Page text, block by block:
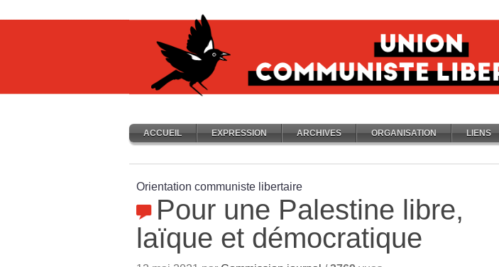
ACCUEIL EXPRESSION ARCHIVES ORGANISATION LIENS
Orientation communiste libertaire
Pour une Palestine libre,
laïque et démocratique